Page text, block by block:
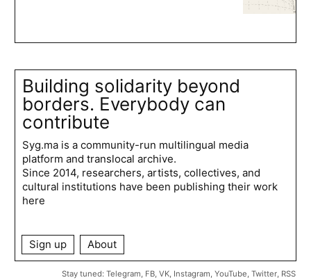
Building solidarity beyond
borders. Everybody can
contribute
Syg.ma is a community-run multilingual media
platform and translocal archive.
Since 2014, researchers, artists, collectives, and
cultural institutions have been publishing their work
here
Sign up About
Stay tuned: Telegram FB, VK, Instagram YouTube Twitter, RSS